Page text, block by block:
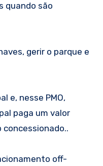
quando são
gerir o parque e
e, nesse PMO,
paga um valor
concessionado..
off-